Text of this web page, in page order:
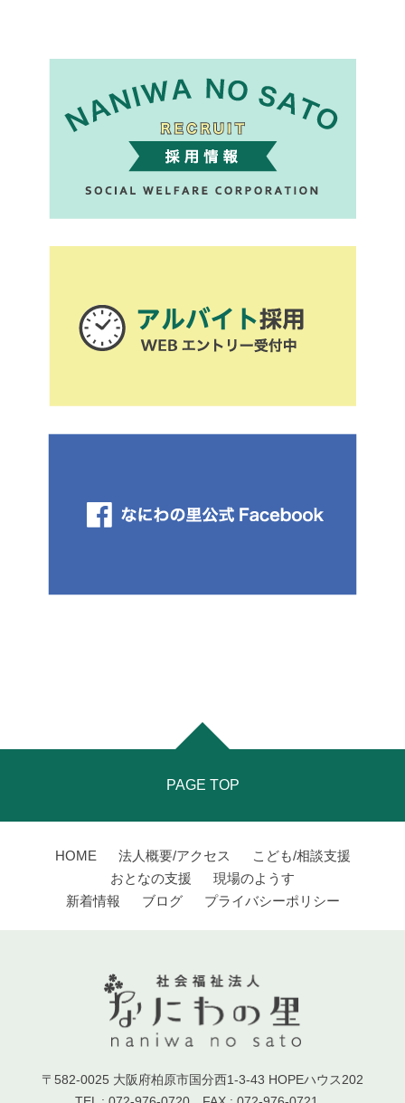
PAGE TOP
HOME 法人概要/アクセス
こども/相談支援
おとなの支援
現場のようす
新着情報
ブログ プライバシーポリシー
〒582-0025 大阪府柏原市国分西1-3-43 HOPEハウス202